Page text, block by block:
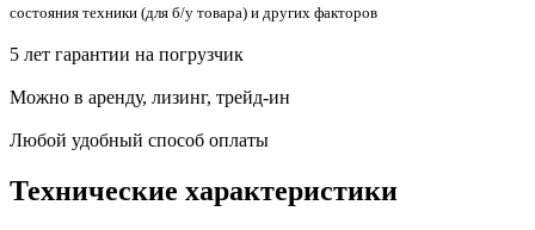
состояния техники (для б/у товара) и других факторов
5 лет гарантии на погрузчик
Можно в аренду, лизинг, трейд-ин
Любой удобный способ оплаты
Технические характеристики